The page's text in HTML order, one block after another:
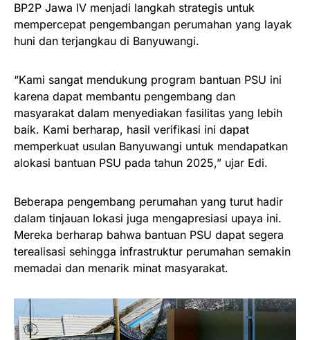
BP2P Jawa IV menjadi langkah strategis untuk
mempercepat pengembangan perumahan yang layak
huni dan terjangkau di Banyuwangi.
“Kami sangat mendukung program bantuan PSU ini
karena dapat membantu pengembang dan
masyarakat dalam menyediakan fasilitas yang lebih
baik. Kami berharap, hasil verifikasi ini dapat
memperkuat usulan Banyuwangi untuk mendapatkan
alokasi bantuan PSU pada tahun 2025,” ujar Edi.
Beberapa pengembang perumahan yang turut hadir
dalam tinjauan lokasi juga mengapresiasi upaya ini.
Mereka berharap bahwa bantuan PSU dapat segera
terealisasi sehingga infrastruktur perumahan semakin
memadai dan menarik minat masyarakat.